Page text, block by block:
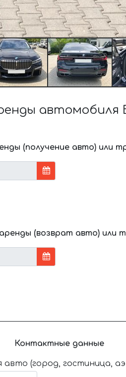
автомобиля
(получение авто) или
(возврат авто) или
Контактные данные
авто (город, гостиница,